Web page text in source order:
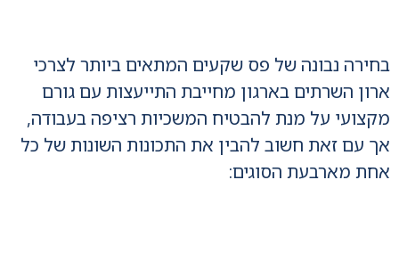
בחירה נבונה של פס שקעים המתאים ביותר לצרכי
ארון השרתים בארגון מחייבת התייעצות עם גורם
מקצועי על מנת להבטיח המשכיות רציפה בעבודה,
אך עם זאת חשוב להבין את התכונות השונות של כל
אחת מארבעת הסוגים: